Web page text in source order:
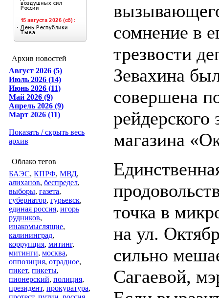
Архив новостей
Август 2026 (5)
Июль 2026 (14)
Июнь 2026 (11)
Май 2026 (9)
Апрель 2026 (9)
Март 2026 (11)
Показать / скрыть весь
архив
Облако тегов
БАЭС, КПРФ, МВД,
алиханов, беспредел,
выборы, газета,
губернатор, гурьевск,
единая россия, игорь
рудников,
инакомыслящие,
калининград,
коррупция, митинг,
митинги, москва,
оппозиция, отрадное,
пикет, пикеты,
пионерский, полиция,
президент, прокуратура,
сомнение в
трезвости
Зевахина
совершена
рейдерского
магазина
точка в
на ул.
сильно
Сагаевой,